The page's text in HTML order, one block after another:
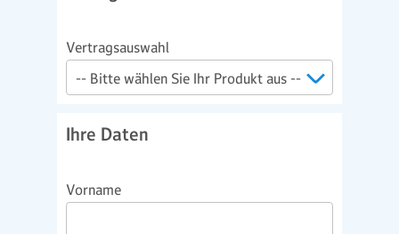
Vertragsauswahl
Ihre Daten
Vorname